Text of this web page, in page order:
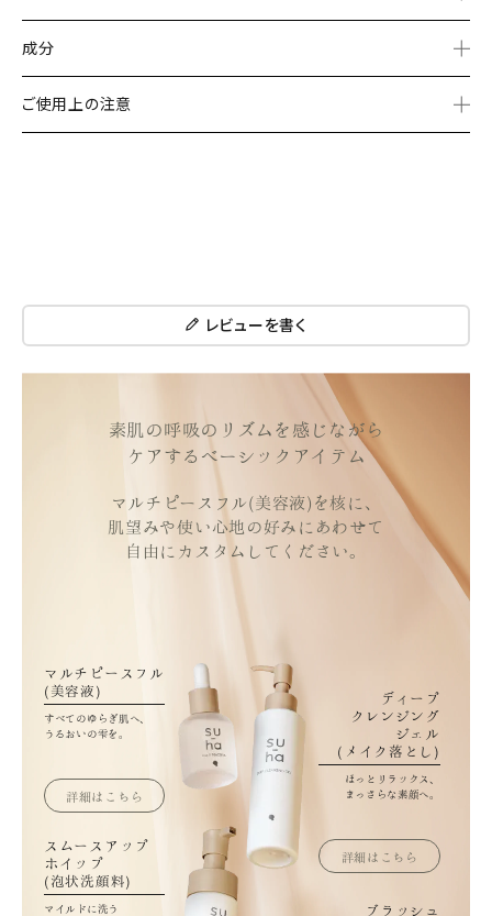
成分
ご使用上の注意
レビューを書く
素肌の呼吸のリズムを感じながら
ケアするベーシックアイテム
マルチピースフル(美容液)を核に、
肌望みや使い心地の好みにあわせて
自由にカスタムしてください。
マルチピースフル
(美容液)
すべてのゆらぎ肌へ、
うるおいの雫を。
詳細はこちら
スムースアップ
ホイップ
(泡状洗顔料)
マイルドに洗う
ディープ
クレンジング
ジェル
(メイク落とし)
ほっとリラックス、
まっさらな素顔へ。
詳細はこちら
ブラッシュ